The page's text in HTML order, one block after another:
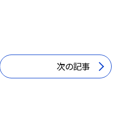
次の記事